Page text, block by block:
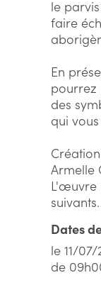
le
faire
En
pourrez
des
qui
Armelle
L'œuvre
suivants.
Dates
le 11/
de